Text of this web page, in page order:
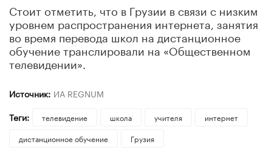
Стоит отметить, что в Грузии в связи с низким
уровнем распространения интернета, занятия
во время перевода школ на дистанционное
обучение транслировали на «Общественном
телевидении».
Источник: ИА REGNUM
Теги:
телевидение школа учителя
интернет
дистанционное обучение
Грузия